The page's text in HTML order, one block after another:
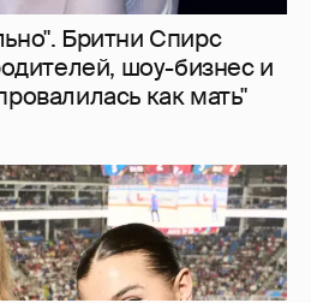
Анна Седокова
том, что не является
старшей дочери